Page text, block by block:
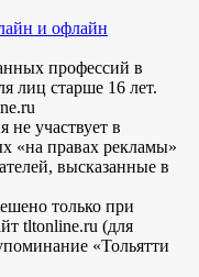
и офлайн
профессий в
лиц старше 16 лет.
не участвует в
«на правах рекламы»
высказанные в
только при
tltonline.ru (для
«Тольятти